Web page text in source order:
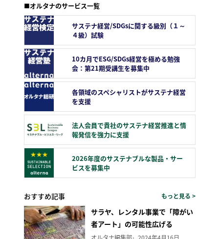
■オルタナのサービス一覧
サステナ経営/SDGsに関する級別（１～
４級）試験
10カ月でESG/SDGs経営を極める勉強
会：第21期受講生を募集中
各領域のスペシャリストがサステナ経営
を支援
法人会員で貴社のサステナ経営推進と情
報発信を強力に支援
2026年度のサステナブルな製品・サー
ビスを募集中
おすすめ記事 もっと見る >
サラヤ、レンタル事業で「障がい
者アート」の可能性広げる